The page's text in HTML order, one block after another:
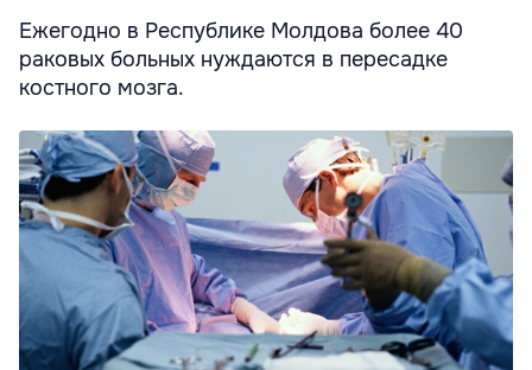
Ежегодно в Республике Молдова более 40
раковых больных нуждаются в пересадке
костного мозга.